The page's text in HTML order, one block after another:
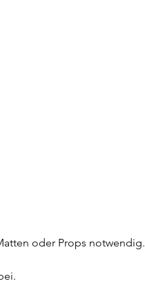
oder Props notwendig.